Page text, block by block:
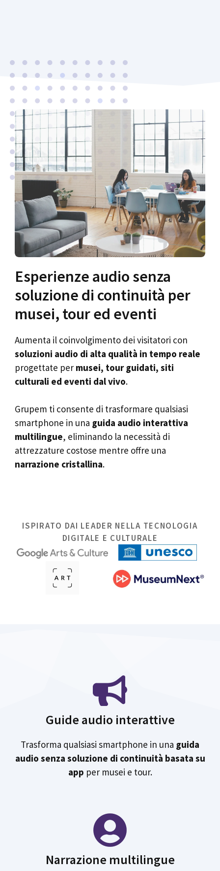
Esperienze audio senza
soluzione di continuità per
musei, tour ed eventi
Aumenta il coinvolgimento dei visitatori con
soluzioni audio di alta qualità in tempo reale
progettate per musei, tour guidati, siti
culturali ed eventi dal vivo.
Grupem ti consente di trasformare qualsiasi
smartphone in una guida audio interattiva
multilingue, eliminando la necessità di
attrezzature costose mentre offre una
narrazione cristallina.
ISPIRATO DAI LEADER NELLA TECNOLOGIA
DIGITALE E CULTURALE
Guide audio interattive
Trasforma qualsiasi smartphone in una guida
audio senza soluzione di continuità basata su
app per musei e tour.
Narrazione multilingue